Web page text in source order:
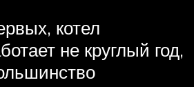
котел
не круглый год,